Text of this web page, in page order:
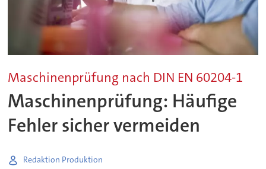
Maschinenprüfung nach DIN EN 60204-1
Maschinenprüfung: Häufige
Fehler sicher vermeiden
Redaktion Produktion